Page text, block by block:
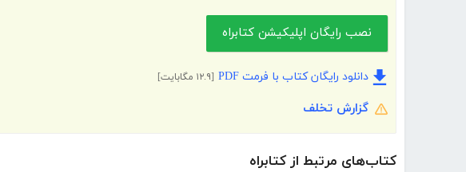
نصب رایگان اپلیکیشن کتابراه
دانلود رایگان کتاب با فرمت PDF [۱۲.۹ مگابایت]
گزارش تخلف
کتاب‌های مرتبط از کتابراه